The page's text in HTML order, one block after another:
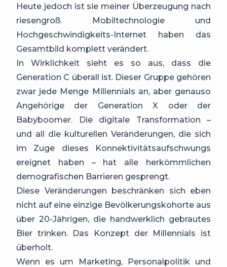
Heute jedoch ist sie meiner Überzeugung nach
riesengroß. Mobiltechnologie und
Hochgeschwindigkeits-Internet haben das
Gesamtbild komplett verändert.
In Wirklichkeit sieht es so aus, dass die
Generation C überall ist. Dieser Gruppe gehören
zwar jede Menge Millennials an, aber genauso
Angehörige der Generation X oder der
Babyboomer. Die digitale Transformation –
und all die kulturellen Veränderungen, die sich
im Zuge dieses Konnektivitätsaufschwungs
ereignet haben – hat alle herkömmlichen
demografischen Barrieren gesprengt.
Diese Veränderungen beschränken sich eben
nicht auf eine einzige Bevölkerungskohorte aus
über 20-Jährigen, die handwerklich gebrautes
Bier trinken. Das Konzept der Millennials ist
überholt.
Wenn es um Marketing, Personalpolitik und